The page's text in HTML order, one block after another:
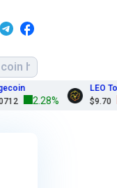
2.28%
LEO Token
$9.70
-